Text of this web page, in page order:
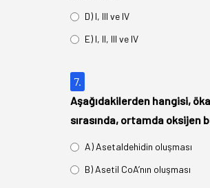
D) I, III ve IV
E) I, II, III ve IV
7.
Aşağıdakilerden hangisi,
sırasında, ortamda oksijen
A) Asetaldehidin oluşması
B) Asetil CoA’nın oluşması